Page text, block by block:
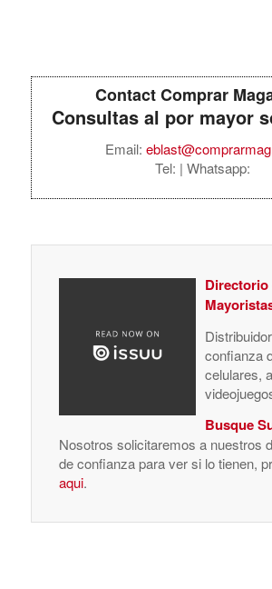
Contact Comprar
Consultas al por mayor
Email:
Tel: | Whatsapp:
Directorio
confianza
celulares,
Busque
Nosotros solicitaremos a nuestros
de confianza para ver si lo tienen,
aqui.